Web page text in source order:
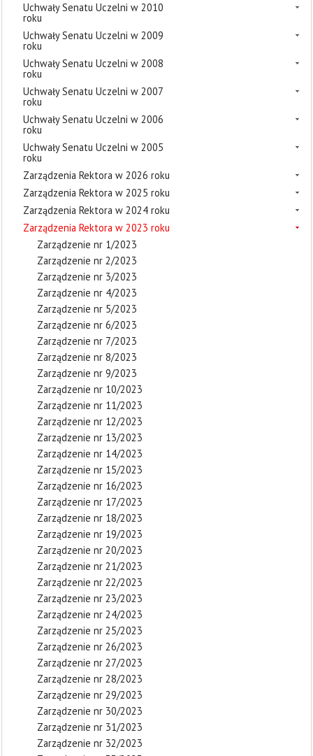
Uchwały Senatu Uczelni w 2010
roku
Uchwały Senatu Uczelni w 2009
roku
Uchwały Senatu Uczelni w 2008
roku
Uchwały Senatu Uczelni w 2007
roku
Uchwały Senatu Uczelni w 2006
roku
Uchwały Senatu Uczelni w 2005
roku
Zarządzenia Rektora w 2026 roku
Zarządzenia Rektora w 2025 roku
Zarządzenia Rektora w 2024 roku
Zarządzenia Rektora w 2023 roku
Zarządzenie nr 1/2023
Zarządzenie nr 2/2023
Zarządzenie nr 3/2023
Zarządzenie nr 4/2023
Zarządzenie nr 5/2023
Zarządzenie nr 6/2023
Zarządzenie nr 7/2023
Zarządzenie nr 8/2023
Zarządzenie nr 9/2023
Zarządzenie nr 10/2023
Zarządzenie nr 11/2023
Zarządzenie nr 12/2023
Zarządzenie nr 13/2023
Zarządzenie nr 14/2023
Zarządzenie nr 15/2023
Zarządzenie nr 16/2023
Zarządzenie nr 17/2023
Zarządzenie nr 18/2023
Zarządzenie nr 19/2023
Zarządzenie nr 20/2023
Zarządzenie nr 21/2023
Zarządzenie nr 22/2023
Zarządzenie nr 23/2023
Zarządzenie nr 24/2023
Zarządzenie nr 25/2023
Zarządzenie nr 26/2023
Zarządzenie nr 27/2023
Zarządzenie nr 28/2023
Zarządzenie nr 29/2023
Zarządzenie nr 30/2023
Zarządzenie nr 31/2023
Zarządzenie nr 32/2023